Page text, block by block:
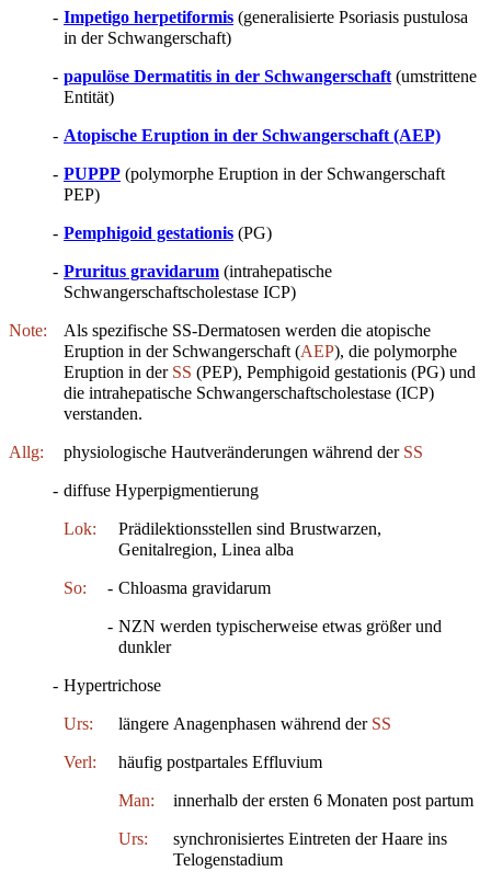
- Impetigo herpetiformis (generalisierte Psoriasis pustulosa
in der Schwangerschaft)
- papulöse Dermatitis in der Schwangerschaft (umstrittene
Entität)
- Atopische Eruption in der Schwangerschaft (AEP)
- PUPPP (polymorphe Eruption in der Schwangerschaft
PEP)
- Pemphigoid gestationis (PG)
- Pruritus gravidarum (intrahepatische
Schwangerschaftscholestase ICP)
Note:
Als spezifische SS-Dermatosen werden die atopische
Eruption in der Schwangerschaft (AEP), die polymorphe
Eruption in der SS (PEP), Pemphigoid gestationis (PG) und
die intrahepatische Schwangerschaftscholestase (ICP)
verstanden.
Allg: physiologische Hautveränderungen während der SS
- diffuse Hyperpigmentierung
Lok:
Prädilektionsstellen sind Brustwarzen,
Genitalregion, Linea alba
So: - Chloasma gravidarum
- NZN werden typischerweise etwas größer und
dunkler
- Hypertrichose
Urs: längere Anagenphasen während der SS
Verl: häufig postpartales Effluvium
Man: innerhalb der ersten 6 Monaten post partum
Urs:
synchronisiertes Eintreten der Haare ins
Telogenstadium